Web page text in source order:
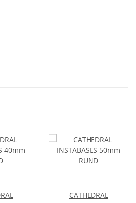
CATHEDRAL